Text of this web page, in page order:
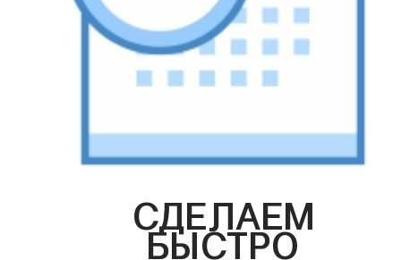
СДЕЛАЕМ
БЫСТРО